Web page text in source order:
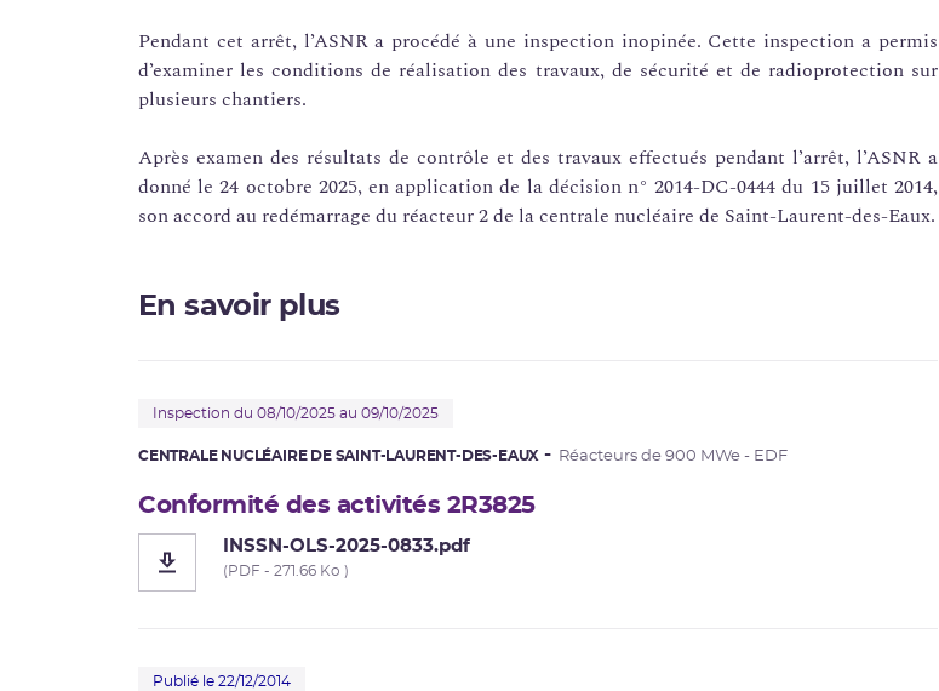
Pendant cet arrêt, l’ASNR a procédé à une inspection inopinée. Cette inspection a permis
d’examiner les conditions de réalisation des travaux, de sécurité et de radioprotection sur
plusieurs chantiers.
Après examen des résultats de contrôle et des travaux effectués pendant l’arrêt, l’ASNR a
donné le 24 octobre 2025, en application de la décision n° 2014-DC-0444 du 15 juillet 2014,
son accord au redémarrage du réacteur 2 de la centrale nucléaire de Saint-Laurent-des-Eaux.
En savoir plus
Inspection du 08/10/2025 au 09/10/2025
CENTRALE NUCLÉAIRE DE SAINT-LAURENT-DES-EAUX Réacteurs de 900 MWe - EDF
Conformité des activités 2R3825
INSSN-OLS-2025-0833.pdf
(PDF - 271.66 Ko )
Publié le 22/12/2014